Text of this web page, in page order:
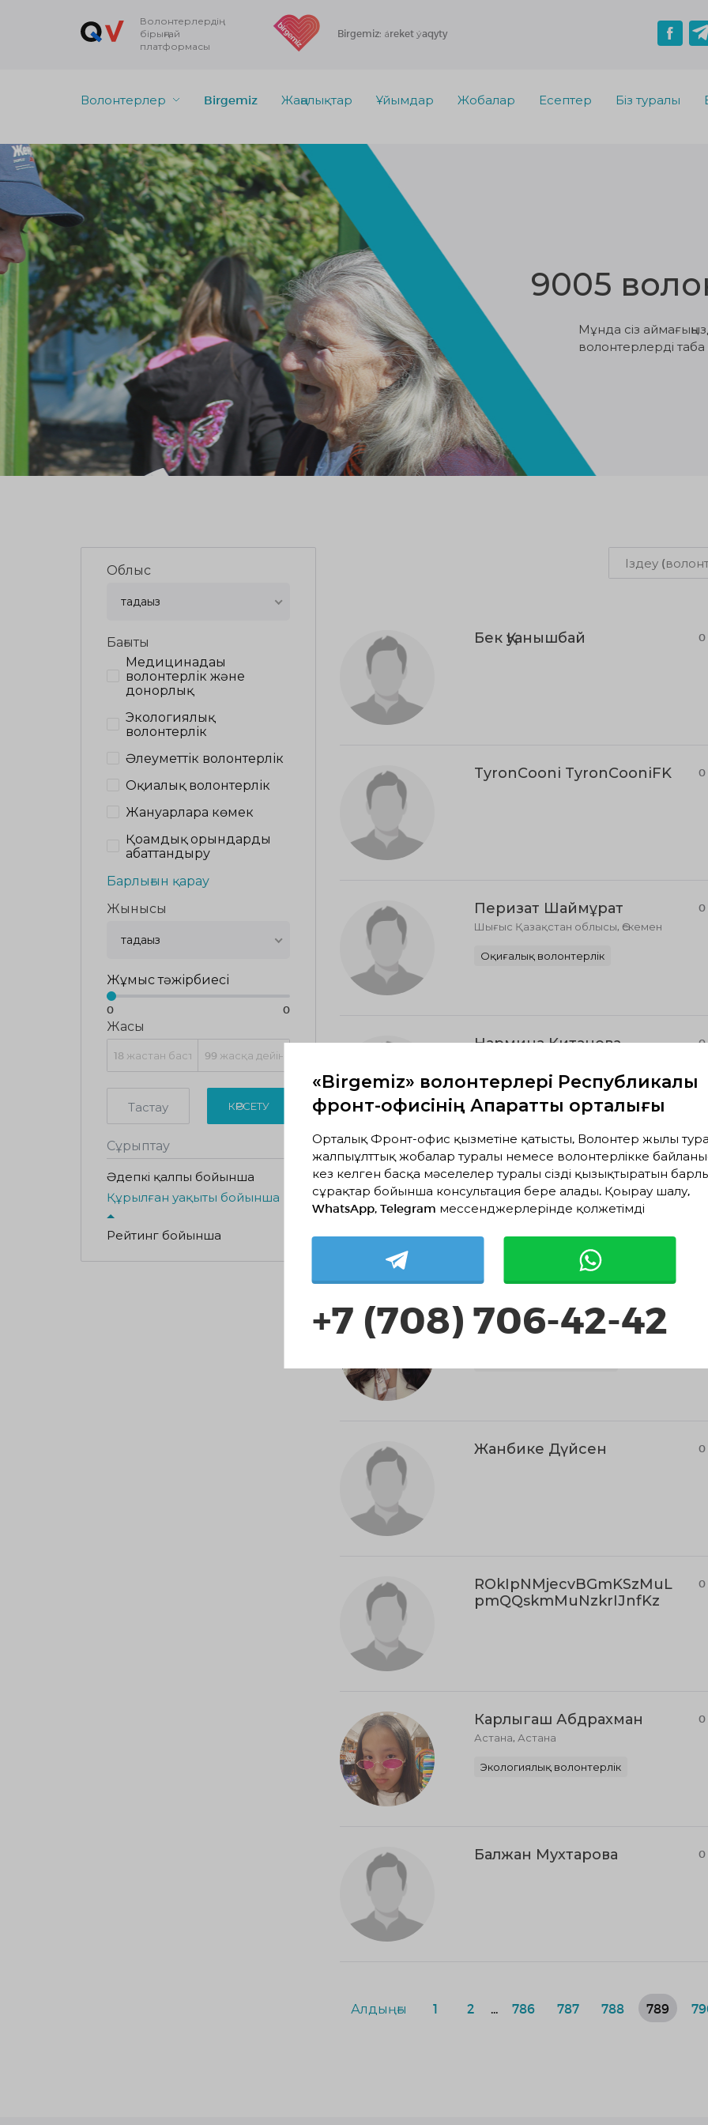
Волонтерлердің
бірыңғай
платформасы
Birgemiz: áreket ýaqyty
Волонтерлер Birgemiz Жаңалықтар Ұйымдар Жобалар Есептер Біз туралы
9005
Мұнда сіз
волонтерлерді
Облыс
таңдаңыз
Бағыты
Медицинадағы
волонтерлік және
донорлық
Экологиялық
волонтерлік
Әлеуметтік волонтерлік
Оқиғалық волонтерлік
Жануарларға көмек
Қоғамдық орындарды
абаттандыру
Барлығын қарау
Жынысы
таңдаңыз
Жұмыс тәжірбиесі
0 0
Жасы
Тастау КӨРСЕТУ
Сұрыптау
Әдепкі қалпы бойынша
Құрылған уақыты бойынша
Рейтинг бойынша
Бек Қуанышбай 0
TyronCooni TyronCooniFK 0
Перизат Шаймұрат
Шығыс Қазақстан облысы, Өскемен
0
Оқиғалық волонтерлік
Нармина Китанова 0
Дулат Сәрсенбай
Алматы, Алматы
0
Биназира Ғибрат
Алматы облысы, Ile aýdany, Ótegen batyr
Жанбике Дүйсен 0
ROkIpNMjecvBGmKSzMuL
pmQQskmMuNzkrIJnfKz
0
Карлыгаш Абдрахман
Астана, Астана
0
Экологиялық волонтерлік
Балжан Мухтарова 0
Алдыңғы 1 2 786 787 788 789
«Birgemiz» волонтерлері Республикалық
фронт-офисінің Ақпараттық орталығы
Орталық Фронт-офис қызметіне қатысты, Волонтер жылы
жалпыұлттық жобалар туралы немесе волонтерлікке
кез келген басқа мәселелер туралы сізді қызықтыратын
сұрақтар бойынша консультация бере алады. Қоңырау шалу,
WhatsApp, Telegram мессенджерлерінде қолжетімді
+7 (708) 706-42-42